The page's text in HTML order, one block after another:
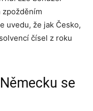
zpožděním
uvedu, že jak Česko,
čísel z roku
se